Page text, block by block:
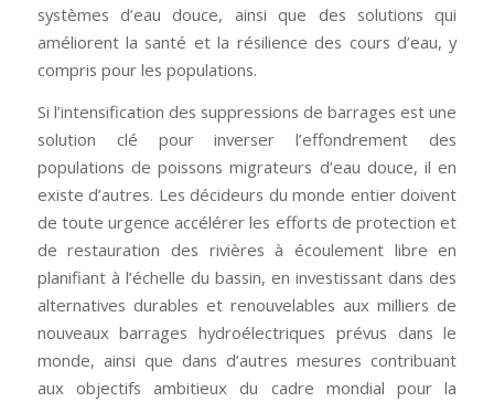
systèmes d’eau douce, ainsi que des solutions qui
améliorent la santé et la résilience des cours d’eau, y
compris pour les populations.
Si l’intensification des suppressions de barrages est une
solution clé pour inverser l’effondrement des
populations de poissons migrateurs d’eau douce, il en
existe d’autres. Les décideurs du monde entier doivent
de toute urgence accélérer les efforts de protection et
de restauration des rivières à écoulement libre en
planifiant à l’échelle du bassin, en investissant dans des
alternatives durables et renouvelables aux milliers de
nouveaux barrages hydroélectriques prévus dans le
monde, ainsi que dans d’autres mesures contribuant
aux objectifs ambitieux du cadre mondial pour la